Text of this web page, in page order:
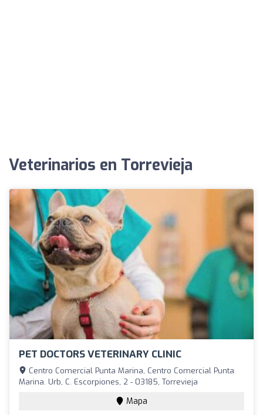
Veterinarios en Torrevieja
PET DOCTORS VETERINARY CLINIC
Centro Comercial Punta Marina, Centro Comercial Punta
Marina. Urb, C. Escorpiones, 2 - 03185, Torrevieja
Mapa